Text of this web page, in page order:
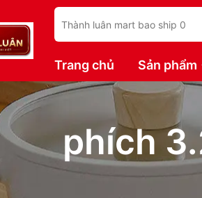
Trang chủ Sản phẩm
phích